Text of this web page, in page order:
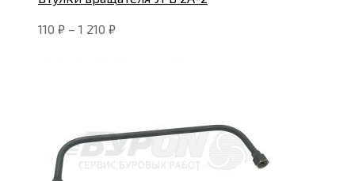
110 ₽ – 1 210 ₽